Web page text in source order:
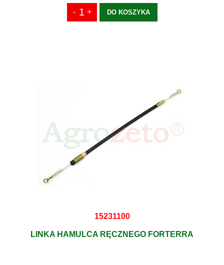
DO KOSZYKA
15231100
LINKA HAMULCA RĘCZNEGO FORTERRA